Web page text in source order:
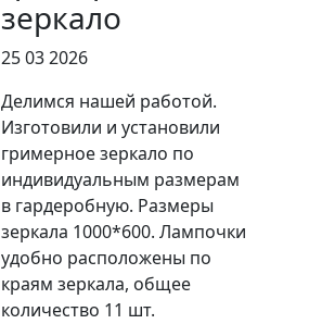
зеркало
25 03 2026
Делимся нашей работой.
Изготовили и установили
гримерное зеркало по
индивидуальным размерам
в гардеробную. Размеры
зеркала 1000*600. Лампочки
удобно расположены по
краям зеркала, общее
количество 11 шт.